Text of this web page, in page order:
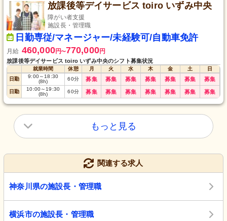
放課後等デイサービス toiro いずみ中央
障がい者支援
施設長・管理職
日勤専従/マネージャー/未経験可/自動車免許
月給 460,000円〜770,000円
放課後等デイサービス toiro いずみ中央のシフト募集状況
就業時間 休憩 月 火 水 木 金 土
日
日勤
9:00～ 18:30
(8h)
60分 募集 募集 募集 募集 募集 募集 募集
日勤 10:00～ 19:30
(8h)
60分 募集 募集 募集 募集 募集 募集 募集
もっと見る
関連する求人
神奈川県の施設長・管理職
横浜市の施設長・管理職